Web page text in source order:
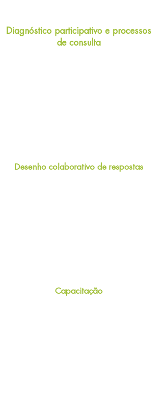
Diagnóstico participativo e processos
de consulta
Desenho colaborativo de respostas
Capacitação